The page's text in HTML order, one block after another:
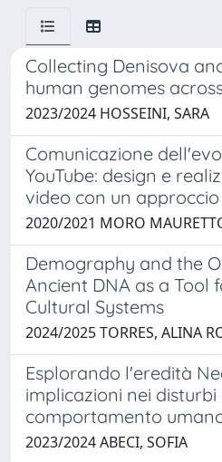
Collecting Denisova
human genomes
2023/2024 HOSSEINI, SARA
Comunicazione
YouTube: design e
video con un
2020/2021 MORO
Demography and the
Ancient DNA as a Tool
Cultural Systems
2024/2025 TORRES, ALINA
Esplorando l'eredità
implicazioni nei
comportamento
2023/2024 ABECI, SOFIA